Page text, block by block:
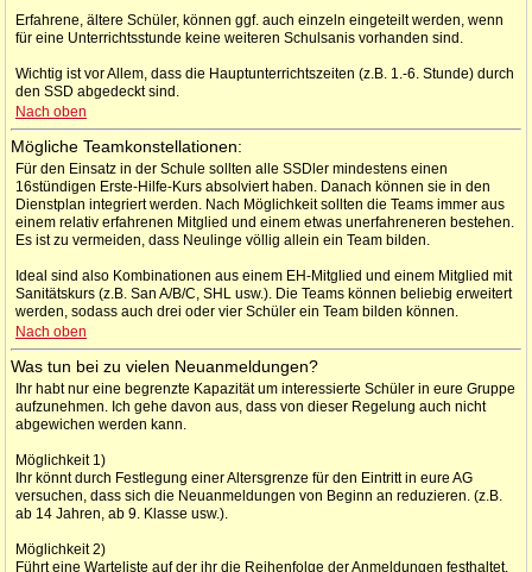
Erfahrene, ältere Schüler, können ggf. auch einzeln eingeteilt werden, wenn
für eine Unterrichtsstunde keine weiteren Schulsanis vorhanden sind.
Wichtig ist vor Allem, dass die Hauptunterrichtszeiten (z.B. 1.-6. Stunde) durch
den SSD abgedeckt sind.
Nach oben
Mögliche Teamkonstellationen:
Für den Einsatz in der Schule sollten alle SSDler mindestens einen
16stündigen Erste-Hilfe-Kurs absolviert haben. Danach können sie in den
Dienstplan integriert werden. Nach Möglichkeit sollten die Teams immer aus
einem relativ erfahrenen Mitglied und einem etwas unerfahreneren bestehen.
Es ist zu vermeiden, dass Neulinge völlig allein ein Team bilden.
Ideal sind also Kombinationen aus einem EH-Mitglied und einem Mitglied mit
Sanitätskurs (z.B. San A/B/C, SHL usw.). Die Teams können beliebig erweitert
werden, sodass auch drei oder vier Schüler ein Team bilden können.
Nach oben
Was tun bei zu vielen Neuanmeldungen?
Ihr habt nur eine begrenzte Kapazität um interessierte Schüler in eure Gruppe
aufzunehmen. Ich gehe davon aus, dass von dieser Regelung auch nicht
abgewichen werden kann.
Möglichkeit 1)
Ihr könnt durch Festlegung einer Altersgrenze für den Eintritt in eure AG
versuchen, dass sich die Neuanmeldungen von Beginn an reduzieren. (z.B.
ab 14 Jahren, ab 9. Klasse usw.).
Möglichkeit 2)
Führt eine Warteliste auf der ihr die Reihenfolge der Anmeldungen festhaltet.